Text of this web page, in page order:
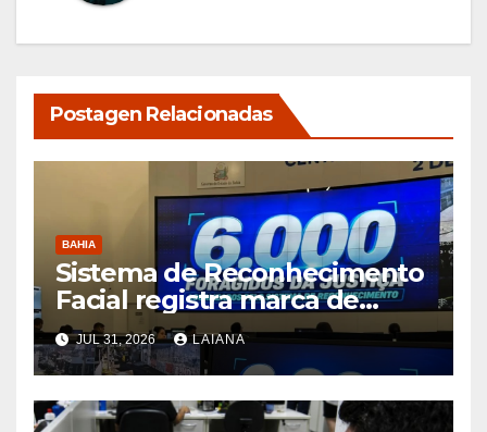
Postagen Relacionadas
BAHIA
Sistema de Reconhecimento
Facial registra marca de
6.000 foragidos capturados
na Bahia, diz SSP
JUL 31, 2026 LAIANA